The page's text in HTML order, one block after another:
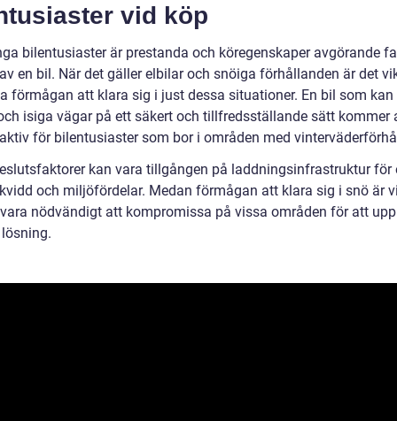
vid köp
bilentusiaster är prestanda och köregenskaper avgörande
en bil. När det gäller elbilar och snöiga förhållanden är det
förmågan att klara sig i just dessa situationer. En bil som kan
isiga vägar på ett säkert och tillfredsställande sätt kommer
för bilentusiaster som bor i områden med
kan vara tillgången på laddningsinfrastruktur för
och miljöfördelar. Medan förmågan att klara sig i snö är
nödvändigt att kompromissa på vissa områden för att